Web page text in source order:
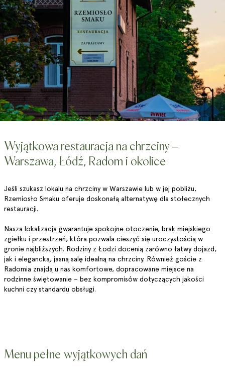
Wyjątkowa restauracja na chrzciny –
Warszawa, Łódź, Radom i okolice
Jeśli szukasz lokalu na chrzciny w Warszawie lub w jej pobliżu,
Rzemiosło Smaku oferuje doskonałą alternatywę dla stołecznych
restauracji.
Nasza lokalizacja gwarantuje spokojne otoczenie, brak miejskiego
zgiełku i przestrzeń, która pozwala cieszyć się uroczystością w
gronie najbliższych. Rodziny z Łodzi docenią zarówno łatwy dojazd,
jak i elegancką, jasną salę idealną na chrzciny. Również goście z
Radomia znajdą u nas komfortowe, dopracowane miejsce na
rodzinne świętowanie – bez kompromisów dotyczących jakości
kuchni czy standardu obsługi.
Menu pełne wyjątkowych dań